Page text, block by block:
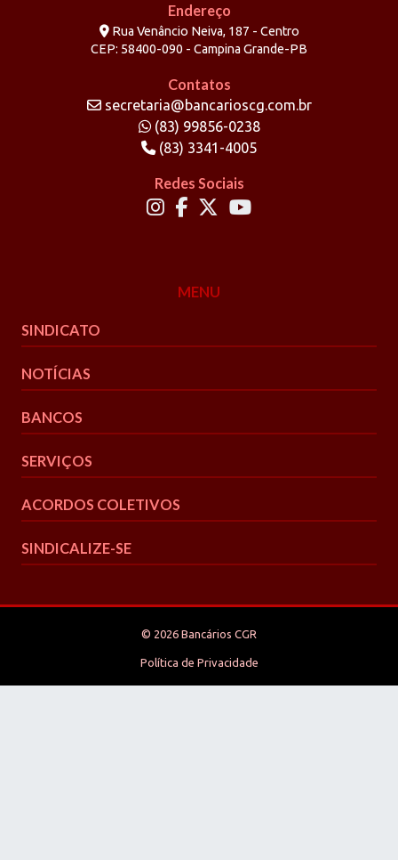
Endereço
Rua Venâncio Neiva, 187 - Centro
CEP: 58400-090 - Campina Grande-PB
Contatos
secretaria@bancarioscg.com.br
(83) 99856-0238
(83) 3341-4005
Redes Sociais
MENU
SINDICATO
NOTÍCIAS
BANCOS
SERVIÇOS
ACORDOS COLETIVOS
SINDICALIZE-SE
© 2026 Bancários CGR
Política de Privacidade